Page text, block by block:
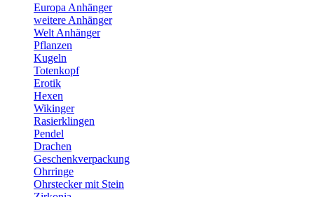
Europa Anhänger
weitere Anhänger
Welt Anhänger
Pflanzen
Kugeln
Totenkopf
Erotik
Hexen
Wikinger
Rasierklingen
Pendel
Drachen
Geschenkverpackung
Ohrringe
Ohrstecker mit Stein